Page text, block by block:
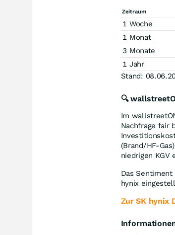
Zeitraum
1 Woche
1 Monat
3 Monate
1 Jahr
Stand:
🔍
Im
Nachfrage fair
(Brand/HF-
niedrigen KGV
Das
hynix
Zur SK hynix